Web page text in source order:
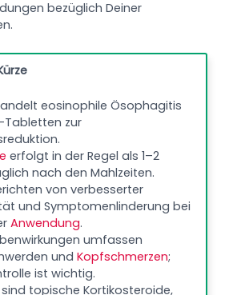
bezüglich Deiner
eosinophile Ösophagitis
zur
erfolgt in der Regel als 1–2
nach den Mahlzeiten.
von verbesserter
und Symptomenlinderung bei
Anwendung.
umfassen
undKopfschmerzen;
ist wichtig.
topische Kortikosteroide,